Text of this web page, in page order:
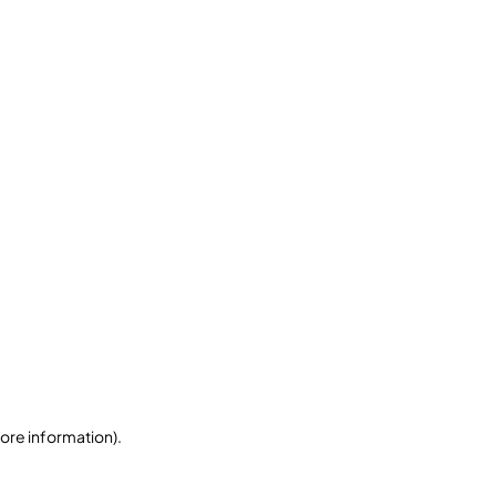
information).